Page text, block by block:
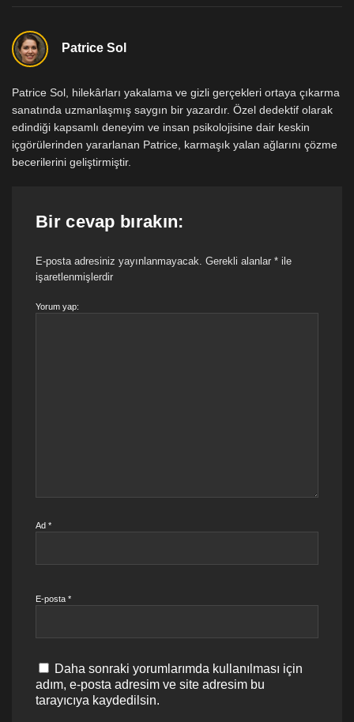
Patrice Sol
Patrice Sol, hilekârları yakalama ve gizli gerçekleri ortaya çıkarma
sanatında uzmanlaşmış saygın bir yazardır. Özel dedektif olarak
edindiği kapsamlı deneyim ve insan psikolojisine dair keskin
içgörülerinden yararlanan Patrice, karmaşık yalan ağlarını çözme
becerilerini geliştirmiştir.
Bir cevap bırakın:
E-posta adresiniz yayınlanmayacak. Gerekli alanlar * ile
işaretlenmişlerdir
Yorum yap:
Ad *
E-posta *
Daha sonraki yorumlarımda kullanılması için
adım, e-posta adresim ve site adresim bu
tarayıcıya kaydedilsin.